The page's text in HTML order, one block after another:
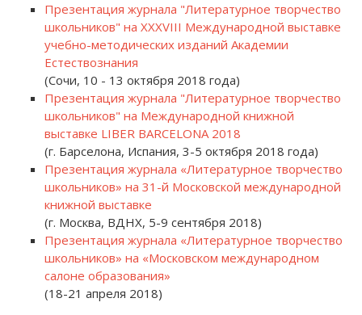
Презентация журнала "Литературное творчество
школьников" на XXXVIII Международной выставке
учебно-методических изданий Академии
Естествознания
(Сочи, 10 - 13 октября 2018 года)
Презентация журнала "Литературное творчество
школьников" на Международной книжной
выставке LIBER BARCELONA 2018
(г. Барселона, Испания, 3-5 октября 2018 года)
Презентация журнала «Литературное творчество
школьников» на 31-й Московской международной
книжной выставке
(г. Москва, ВДНХ, 5-9 сентября 2018)
Презентация журнала «Литературное творчество
школьников» на «Московском международном
салоне образования»
(18-21 апреля 2018)